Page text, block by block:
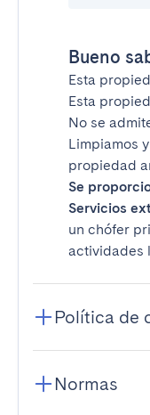
Bueno
Esta
Esta
No se
Limpiamos
propiedad
Se
Servicios
un chófer
actividades
Política de
Normas